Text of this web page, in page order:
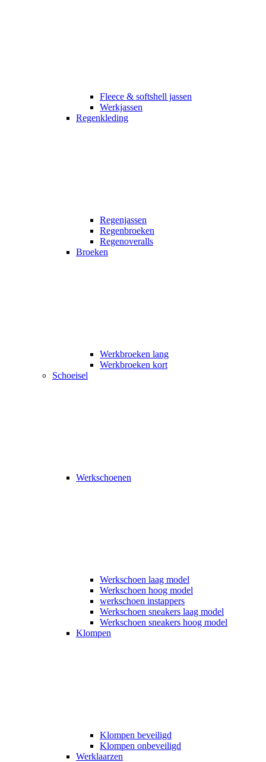
Fleece & softshell jassen
Werkjassen
Regenkleding
Regenjassen
Regenbroeken
Regenoveralls
Broeken
Werkbroeken lang
Werkbroeken kort
Schoeisel
Werkschoenen
Werkschoen laag model
Werkschoen hoog model
werkschoen instappers
Werkschoen sneakers laag model
Werkschoen sneakers hoog model
Klompen
Klompen beveiligd
Klompen onbeveiligd
Werklaarzen